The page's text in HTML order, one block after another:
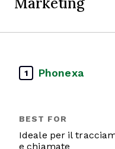
1 Phonexa
Ideale per il
e chiamate